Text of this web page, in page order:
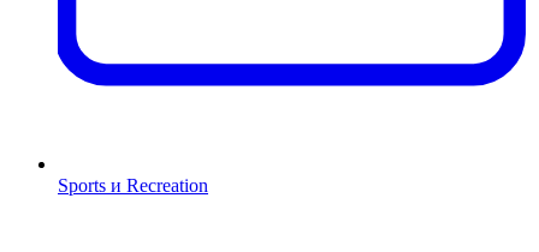
Sports и Recreation